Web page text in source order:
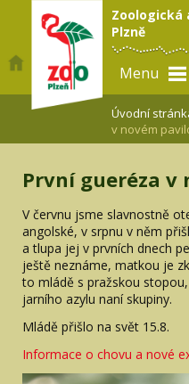
Zoologická
Plzně
Menu
Úvodní
v novém
První gueréza v
V červnu jsme slavnostně
angolské, v srpnu v něm
a tlupa jej v prvních dnech
ještě neznáme, matkou je
to mládě s pražskou
jarního azylu naní skupiny.
Mládě přišlo na svět 15.8.
Informace o chovu a nové